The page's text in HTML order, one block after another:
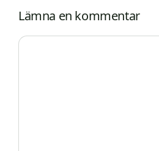
Lämna en kommentar
Kommentar